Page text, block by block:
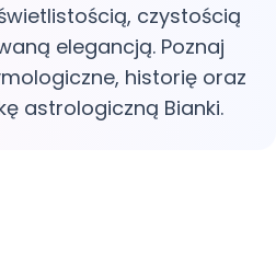
czystością
elegancją. Poznaj
historię oraz
astrologiczną Bianki.